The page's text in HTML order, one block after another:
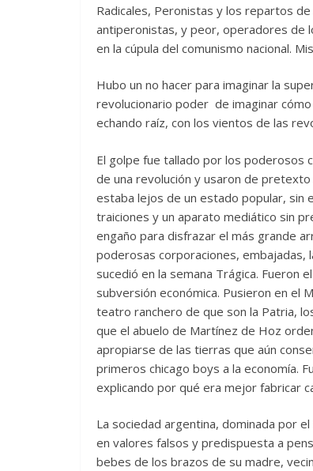
Radicales, Peronistas y los repartos
antiperonistas, y peor, operadores de
en la cúpula del comunismo nacional.
Hubo un no hacer para imaginar la
revolucionario poder de imaginar
echando raíz, con los vientos de las
El golpe fue tallado por los poderosos
de una revolución y usaron de
estaba lejos de un estado popular, sin
traiciones y un aparato mediático sin
engaño para disfrazar el más grande
poderosas corporaciones, embajadas,
sucedió en la semana Trágica. Fueron
subversión económica. Pusieron en el
teatro ranchero de que son la Patria,
que el abuelo de Martínez de Hoz
apropiarse de las tierras que aún
primeros chicago boys a la economía.
explicando por qué era mejor fabricar
La sociedad argentina, dominada por
en valores falsos y predispuesta a
bebes de los brazos de su madre,